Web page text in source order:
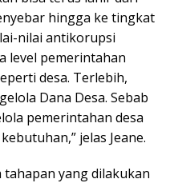
hingga ke tingkat
nilai antikorupsi
level pemerintahan
desa. Terlebih,
Dana Desa. Sebab
pemerintahan desa
jelas Jeane.
tahapan yang dilakukan